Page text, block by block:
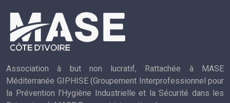
Association à but non lucratif, Rattachée à MASE
Méditerranée GIPHISE (Groupement Interprofessionnel pour
la Prévention l’Hygiène Industrielle et la Sécurité dans les